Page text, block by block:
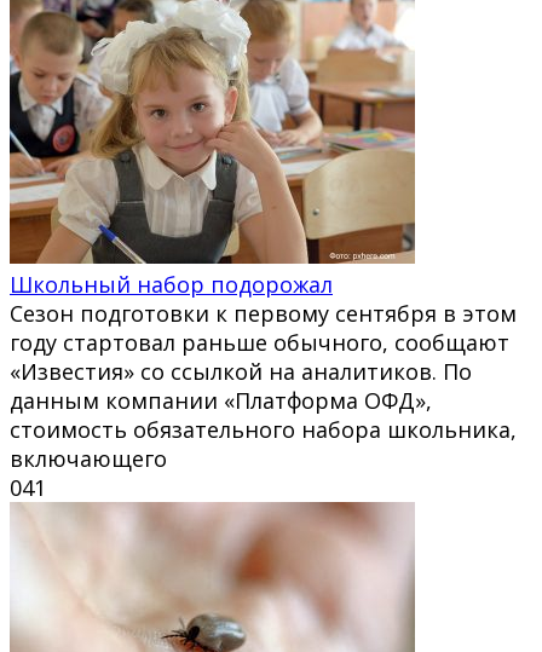
Школьный набор подорожал
Сезон подготовки к первому сентября в этом
году стартовал раньше обычного, сообщают
«Известия» со ссылкой на аналитиков. По
данным компании «Платформа ОФД»,
стоимость обязательного набора школьника,
включающего
041